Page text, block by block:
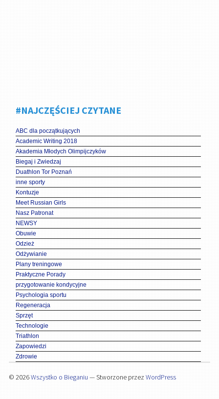
#NAJCZĘŚCIEJ CZYTANE
ABC dla początkujących
Academic Writing 2018
Akademia Młodych Olimpijczyków
Biegaj i Zwiedzaj
Duathlon Tor Poznań
inne sporty
Kontuzje
Meet Russian Girls
Nasz Patronat
NEWSY
Obuwie
Odzież
Odżywianie
Plany treningowe
Praktyczne Porady
przygotowanie kondycyjne
Psychologia sportu
Regeneracja
Sprzęt
Technologie
Triathlon
Zapowiedzi
Zdrowie
© 2026Wszystko o Bieganiu — Stworzone przez WordPress